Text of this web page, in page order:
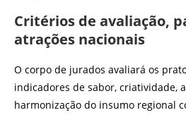
Critérios de avaliação,
atrações nacionais
O corpo de jurados avaliará os
indicadores de sabor, criatividade,
harmonização do insumo regional